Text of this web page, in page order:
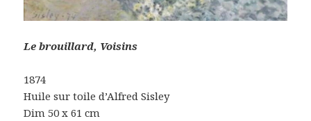
Le brouillard, Voisins
1874
Huile sur toile d’Alfred Sisley
Dim 50 x 61 cm